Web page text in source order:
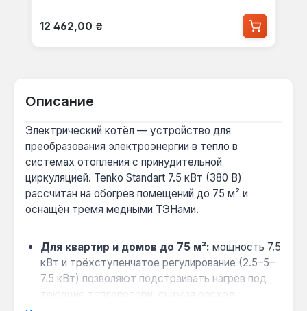
Обычная цена:
12 462,00 ₴
Описание
Электрический котёл — устройство для
преобразования электроэнергии в тепло в
системах отопления с принудительной
циркуляцией. Tenko Standart 7.5 кВт (380 В)
рассчитан на обогрев помещений до 75 м² и
оснащён тремя медными ТЭНами.
Для квартир и домов до 75 м²: мощность 7.5
кВт и трёхступенчатое регулирование (2.5–5–
7.5 кВт) позволяют подстраивать нагрев под
текущие теплопотери, снижая расход